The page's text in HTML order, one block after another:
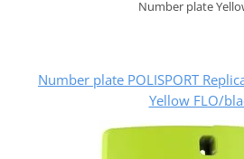
Number plate
Number plate POLISPORT
Yellow FLO/